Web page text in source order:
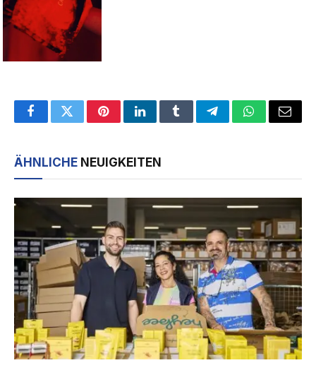
FacebookTwitterPinterestLinkedInTumblrTelegramWhatsApp
Email
ÄHNLICHE NEUIGKEITEN